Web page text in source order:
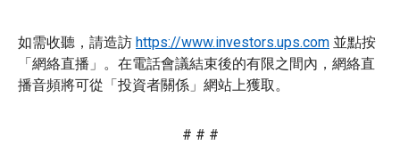
如需收聽，請造訪 https://www.investors.ups.com 並點按
「網絡直播」。在電話會議結束後的有限之間內，網絡直
播音頻將可從「投資者關係」網站上獲取。
# # #